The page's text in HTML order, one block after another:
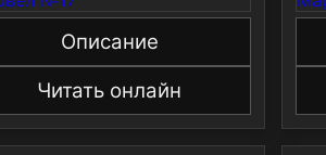
Описание
Читать онлайн